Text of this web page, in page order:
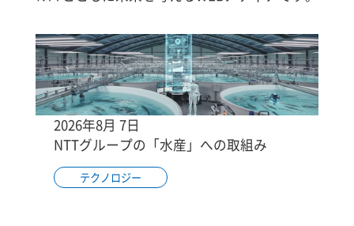
2026年8月 7日
NTTグループの「水産」への取組み
テクノロジー